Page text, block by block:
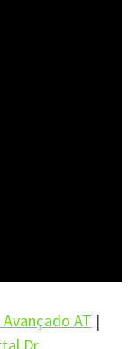
Avançado AT |